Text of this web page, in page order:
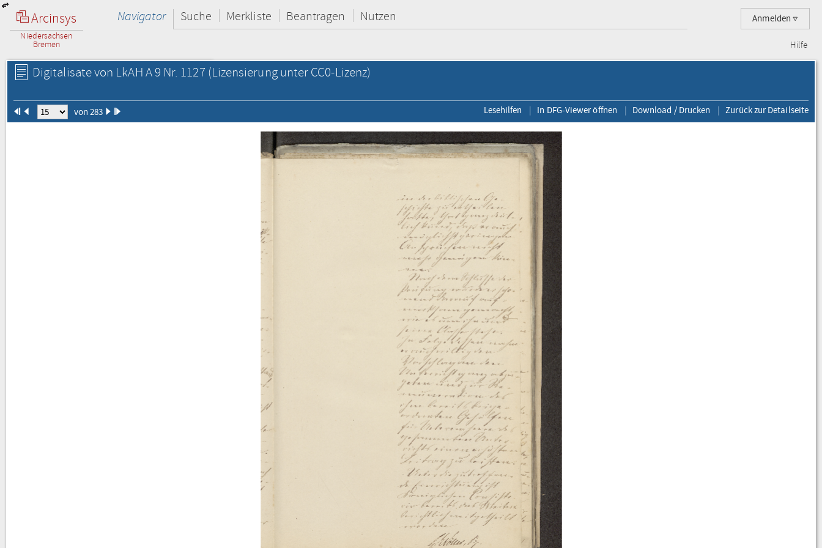
Arcinsys
Niedersachsen
Bremen
Anmelden
Navigator Suche Merkliste Beantragen Nutzen
Hilfe
Digitalisate von LkAH A 9 Nr. 1127(Lizensierung unter CC0-Lizenz)
von 283 Lesehilfen In DFG-Viewer öffnen Download / Drucken Zurück zur Detailseite